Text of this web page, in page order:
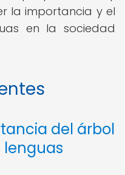
la importancia y el
en la sociedad
del árbol
lenguas